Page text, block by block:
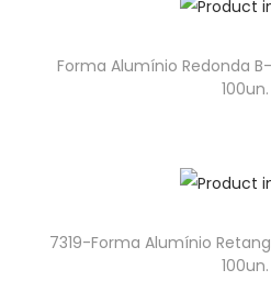
Forma Alumínio Redonda
100un.
7319-Forma Alumínio
100un.